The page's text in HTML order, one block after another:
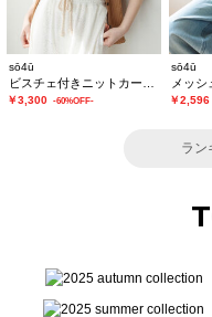
sō4ū
￥3,300 -60%OFF-
sō4ū
￥2,596
ラン